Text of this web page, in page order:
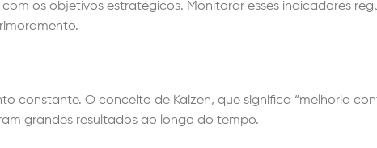
os objetivos estratégicos. Monitorar esses indicadores
constante. O conceito de Kaizen, que significa “melhoria
grandes resultados ao longo do tempo.